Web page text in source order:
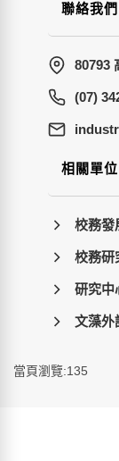
聯絡我們
80793
(07)
相關單位
校務發
校務研
研究中
文藻外
當頁瀏覽:135